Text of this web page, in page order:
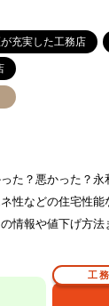
充実した工務店
た？悪かった？
性などの住宅性
情報や値下げ方
工